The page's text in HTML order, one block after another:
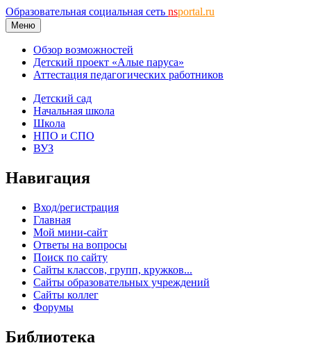
Образовательная социальная сеть nsportal.ru
Меню
Обзор возможностей
Детский проект «Алые паруса»
Аттестация педагогических работников
Детский сад
Начальная школа
Школа
НПО и СПО
ВУЗ
Навигация
Вход/регистрация
Главная
Мой мини-сайт
Ответы на вопросы
Поиск по сайту
Сайты классов, групп, кружков...
Сайты образовательных учреждений
Сайты коллег
Форумы
Библиотека